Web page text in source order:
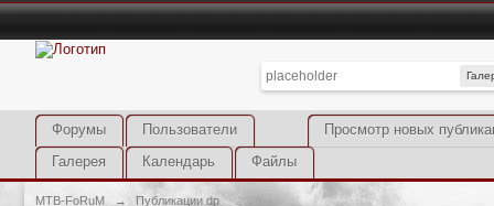
Просмотр новых
Форумы
Пользователи
Галерея
Календарь Файлы
MTB-FoRuM → Публикации dp